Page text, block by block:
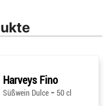
Harveys Fino
Süßwein Dulce - 50 cl